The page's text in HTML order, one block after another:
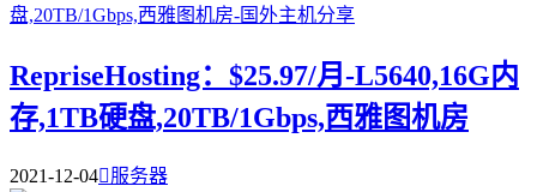
RepriseHosting：$25.97/月-L5640,16G内
存,1TB硬盘,20TB/1Gbps,西雅图机房
2021-12-04服务器